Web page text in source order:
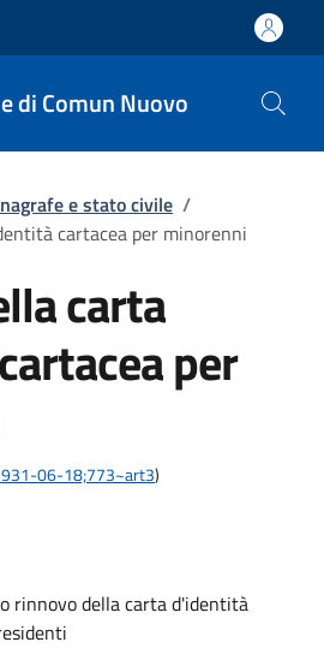
di Comun Nuovo
e stato civile /
cartacea per minorenni
carta
per
06-18;773~art3)
rinnovo della carta d'identità